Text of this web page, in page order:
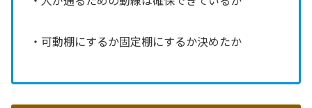
・可動棚にするか固定棚にするか決めたか